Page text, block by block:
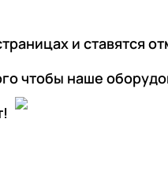
и ставятся
чтобы наше